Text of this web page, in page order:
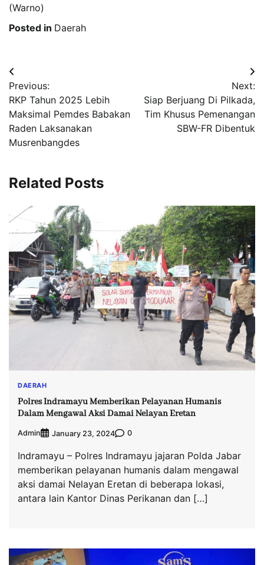
(Warno)
Posted in Daerah
Post
navigation
Previous:
RKP Tahun 2025 Lebih
Maksimal Pemdes Babakan
Raden Laksanakan
Musrenbangdes
Next:
Siap Berjuang Di Pilkada,
Tim Khusus Pemenangan
SBW-FR Dibentuk
Related Posts
DAERAH
Polres Indramayu Memberikan Pelayanan Humanis
Dalam Mengawal Aksi Damai Nelayan Eretan
Admin January 23, 2024 0
Indramayu – Polres Indramayu jajaran Polda Jabar
memberikan pelayanan humanis dalam mengawal
aksi damai Nelayan Eretan di beberapa lokasi,
antara lain Kantor Dinas Perikanan dan […]